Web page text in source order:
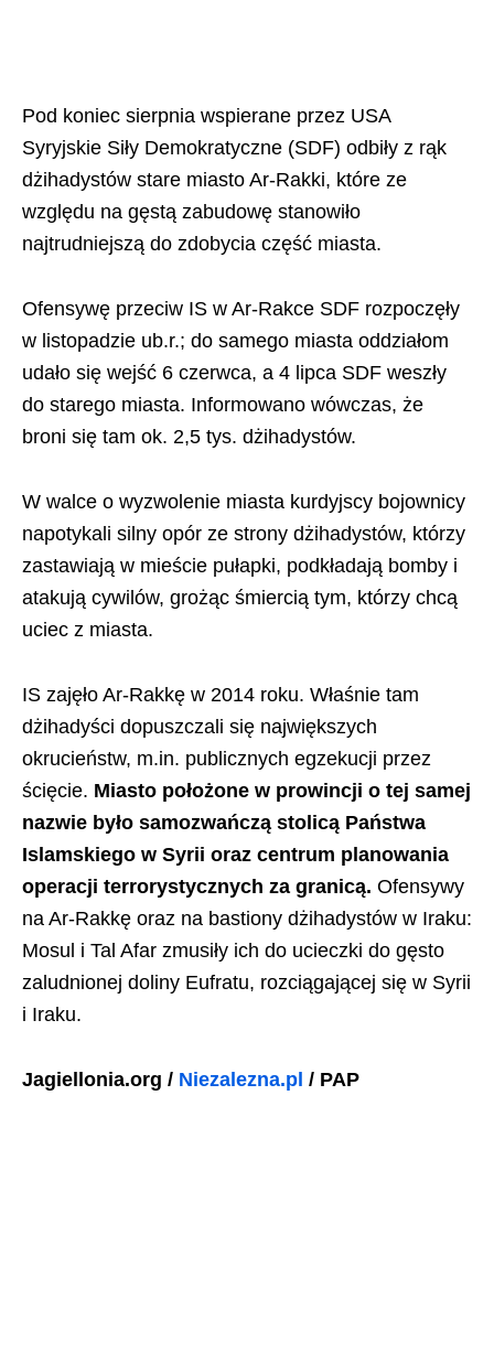
Pod koniec sierpnia wspierane przez USA
Syryjskie Siły Demokratyczne (SDF) odbiły z rąk
dżihadystów stare miasto Ar-Rakki, które ze
względu na gęstą zabudowę stanowiło
najtrudniejszą do zdobycia część miasta.
Ofensywę przeciw IS w Ar-Rakce SDF rozpoczęły
w listopadzie ub.r.; do samego miasta oddziałom
udało się wejść 6 czerwca, a 4 lipca SDF weszły
do starego miasta. Informowano wówczas, że
broni się tam ok. 2,5 tys. dżihadystów.
W walce o wyzwolenie miasta kurdyjscy bojownicy
napotykali silny opór ze strony dżihadystów, którzy
zastawiają w mieście pułapki, podkładają bomby i
atakują cywilów, grożąc śmiercią tym, którzy chcą
uciec z miasta.
IS zajęło Ar-Rakkę w 2014 roku. Właśnie tam
dżihadyści dopuszczali się największych
okrucieństw, m.in. publicznych egzekucji przez
ścięcie. Miasto położone w prowincji o tej samej
nazwie było samozwańczą stolicą Państwa
Islamskiego w Syrii oraz centrum planowania
operacji terrorystycznych za granicą. Ofensywy
na Ar-Rakkę oraz na bastiony dżihadystów w Iraku:
Mosul i Tal Afar zmusiły ich do ucieczki do gęsto
zaludnionej doliny Eufratu, rozciągającej się w Syrii
i Iraku.
Jagiellonia.org / Niezalezna.pl / PAP